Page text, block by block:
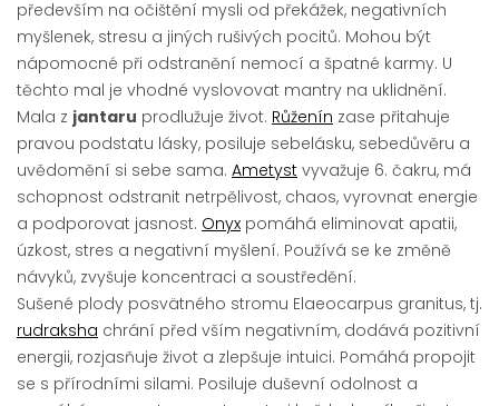
především na očištění mysli od překážek, negativních
myšlenek, stresu a jiných rušivých pocitů. Mohou být
nápomocné při odstranění nemocí a špatné karmy. U
těchto mal je vhodné vyslovovat mantry na uklidnění.
Mala z jantaru prodlužuje život. Růženín zase přitahuje
pravou podstatu lásky, posiluje sebelásku, sebedůvěru a
uvědomění si sebe sama. Ametyst vyvažuje 6. čakru, má
schopnost odstranit netrpělivost, chaos, vyrovnat energie
a podporovat jasnost. Onyx pomáhá eliminovat apatii,
úzkost, stres a negativní myšlení. Používá se ke změně
návyků, zvyšuje koncentraci a soustředění.
Sušené plody posvätného stromu Elaeocarpus granitus, tj.
rudraksha chrání před vším negativním, dodává pozitivní
energii, rozjasňuje život a zlepšuje intuici. Pomáhá propojit
se s přírodními silami. Posiluje duševní odolnost a